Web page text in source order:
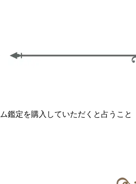
鑑定を購入していただくと占うこと